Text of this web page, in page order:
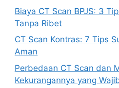
Biaya CT Scan BPJS: 3
Tanpa Ribet
CT Scan Kontras: 7 Tips
Aman
Perbedaan CT Scan dan
Kekurangannya yang